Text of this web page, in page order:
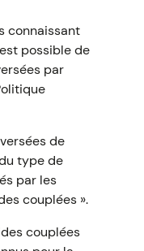
connaissant
possible de
par
de
type de
par les
couplées ».
couplées